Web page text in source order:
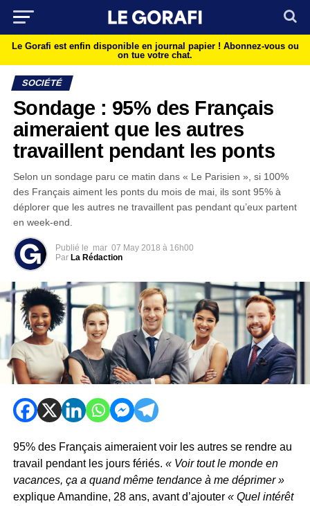
Le Gorafi est enfin disponible en journal papier ! Abonnez-vous ou
on tue votre chat.
SOCIÉTÉ
Sondage : 95% des Français
aimeraient que les autres
travaillent pendant les ponts
Selon un sondage paru ce matin dans « Le Parisien », si 100%
des Français aiment les ponts du mois de mai, ils sont 95% à
déplorer que les autres ne travaillent pas pendant qu’eux partent
en week-end.
Publié le mar 07 May 2018 à 16h00
Par La Rédaction
95% des Français aimeraient voir les autres se rendre au
travail pendant les jours fériés. « Voir tout le monde en
vacances, ça a quand même tendance à me déprimer »
explique Amandine, 28 ans, avant d’ajouter « Quel intérêt